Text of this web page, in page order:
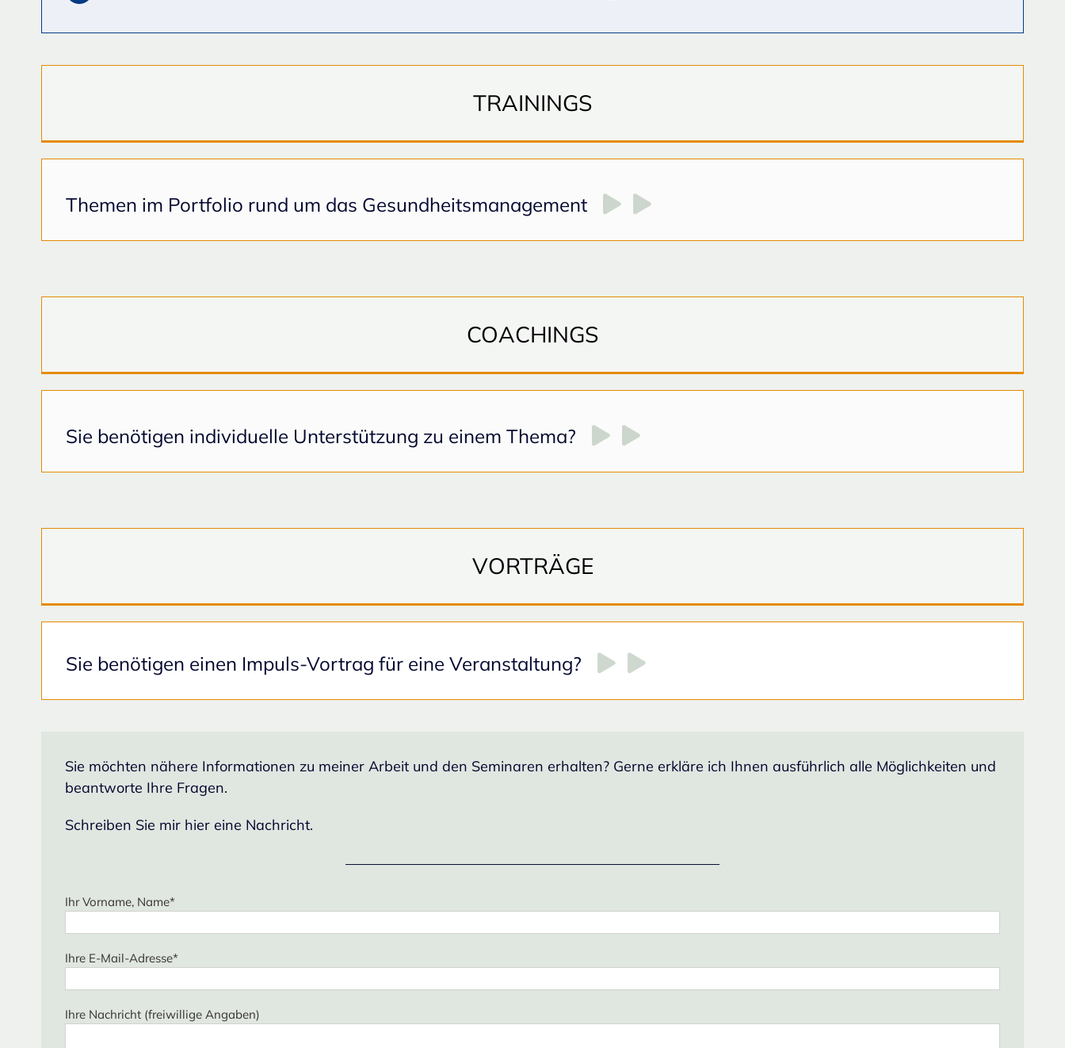
TRAININGS
Themen im Portfolio rund um das Gesundheitsmanagement
COACHINGS
Sie benötigen individuelle Unterstützung zu einem Thema?
VORTRÄGE
Sie benötigen einen Impuls-Vortrag für eine Veranstaltung?
Sie möchten nähere Informationen zu meiner Arbeit und den Seminaren erhalten? Gerne erkläre ich Ihnen ausführlich alle Möglichkeiten und
beantworte Ihre Fragen.
Schreiben Sie mir hier eine Nachricht.
Ihr Vorname, Name*
Ihre E-Mail-Adresse*
Ihre Nachricht (freiwillige Angaben)